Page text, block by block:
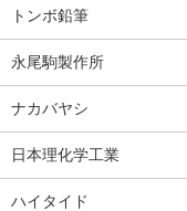
トンボ鉛筆
永尾駒製作所
ナカバヤシ
日本理化学工業
ハイタイド